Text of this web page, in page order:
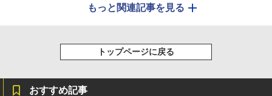
もっと関連記事を見る
トップページに戻る
おすすめ記事